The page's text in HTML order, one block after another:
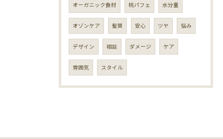
オーガニック食材 桃パフェ 水分量
オゾンケア 髪質 安心 ツヤ 悩み
デザイン 相談 ダメージ ケア
雰囲気 スタイル